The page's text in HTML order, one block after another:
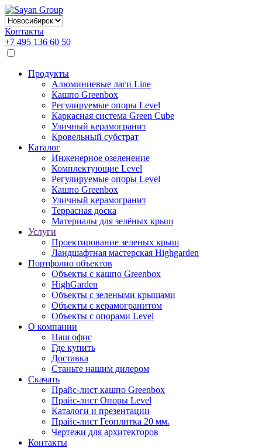
Контакты
+7 495 136 60 50
Продукты
Алюминиевые лаги Line
Кашпо Greenbox
Регулируемые опоры Level
Каркасная система Green Cube
Уличный керамогранит
Кровельный субстрат
Каталог
Инженерное озеленение
Комплектующие Level
Регулируемые опоры Level
Кашпо Greenbox
Уличный керамогранит
Террасная доска
Материалы для зелёных крыш
Услуги
Проектирование зеленых крыш
Ландшафтная мастерская Highgarden
Портфолио объектов
Объекты с кашпо Greenbox
HighGarden
Объекты с зелеными крышами
Объекты с керамогранитом
Объекты с опорами Level
О компании
Наш офис
Где купить
Доставка
Станьте нашим дилером
Скачать
Прайс-лист кашпо Greenbox
Прайс-лист Опоры Level
Каталоги и презентации
Прайс-лист Геоплитка 20 мм.
Чертежи для архитекторов
Контакты